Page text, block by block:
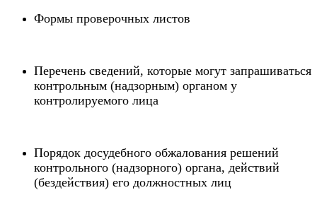
Формы проверочных листов
Перечень сведений, которые могут запрашиваться
контрольным (надзорным) органом у
контролируемого лица
Порядок досудебного обжалования решений
контрольного (надзорного) органа, действий
(бездействия) его должностных лиц